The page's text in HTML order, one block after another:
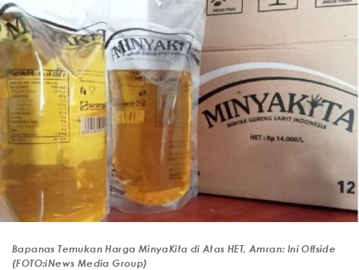
Bapanas Temukan Harga MinyaKita di Atas HET, Amran: Ini Offside
(FOTO:iNews Media Group)